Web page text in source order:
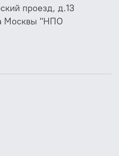
проезд, д.13
Москвы "НПО